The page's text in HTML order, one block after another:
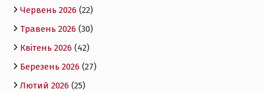
Червень 2026(22)
Травень 2026(30)
Квітень 2026(42)
Березень 2026(27)
Лютий 2026(25)